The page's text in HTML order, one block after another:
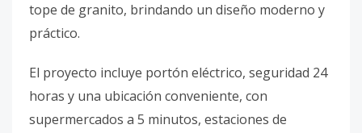
tope de granito, brindando un diseño moderno y
práctico.
El proyecto incluye portón eléctrico, seguridad 24
horas y una ubicación conveniente, con
supermercados a 5 minutos, estaciones de